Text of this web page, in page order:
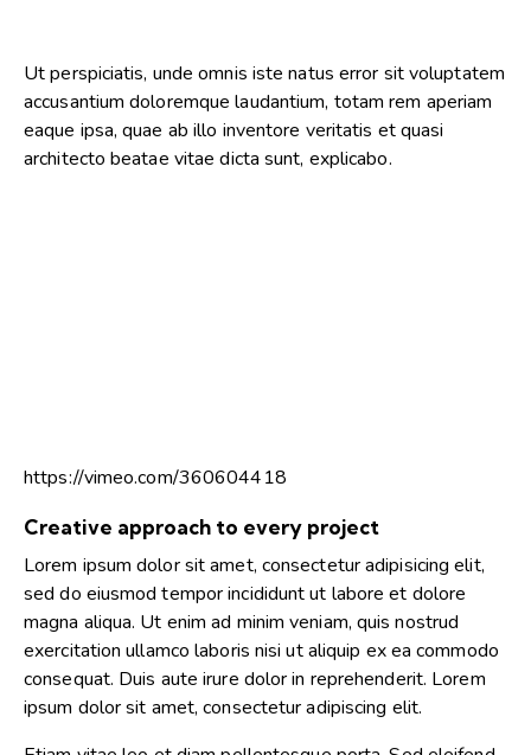
Ut perspiciatis, unde omnis iste natus error sit voluptatem
accusantium doloremque laudantium, totam rem aperiam
eaque ipsa, quae ab illo inventore veritatis et quasi
architecto beatae vitae dicta sunt, explicabo.
https://vimeo.com/360604418
Creative approach to every project
Lorem ipsum dolor sit amet, consectetur adipisicing elit,
sed do eiusmod tempor incididunt ut labore et dolore
magna aliqua. Ut enim ad minim veniam, quis nostrud
exercitation ullamco laboris nisi ut aliquip ex ea commodo
consequat. Duis aute irure dolor in reprehenderit. Lorem
ipsum dolor sit amet, consectetur adipiscing elit.